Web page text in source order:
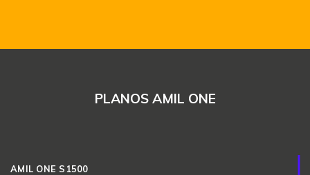
PLANOS AMIL ONE
AMIL ONE S1500